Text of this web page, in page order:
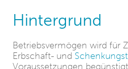
Hintergrund
Betriebsvermögen wird für
Erbschaft- und
Voraussetzungen